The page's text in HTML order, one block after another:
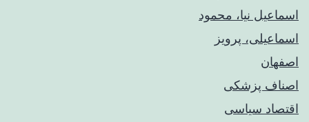
اسماعیل نیا، محمود
اسماعیلی، پرویز
اصفهان
اصناف پزشکی
اقتصاد سیاسی